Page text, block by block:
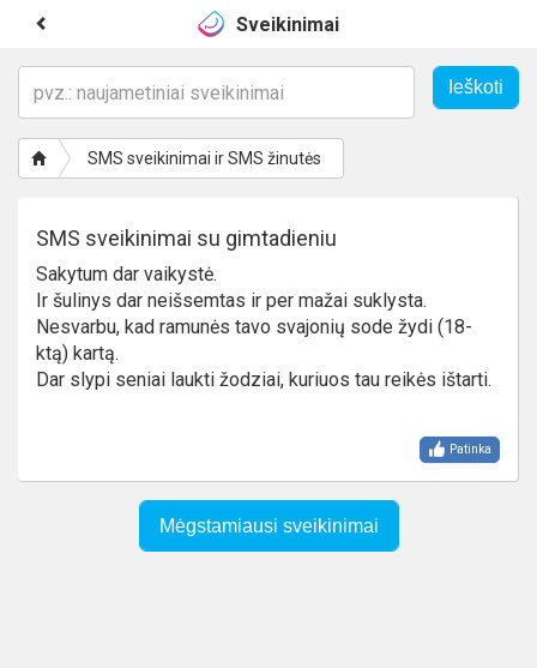
Sveikinimai
SMS sveikinimai ir SMS žinutės
SMS sveikinimai su gimtadieniu
Sakytum dar vaikystė.
Ir šulinys dar neišsemtas ir per mažai suklysta.
Nesvarbu, kad ramunės tavo svajonių sode žydi (18-
ktą) kartą.
Dar slypi seniai laukti žodziai, kuriuos tau reikės ištarti.
Patinka
Mėgstamiausi sveikinimai